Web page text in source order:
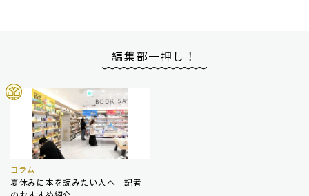
編集部一押し！
コラム
夏休みに本を読みたい人へ 記者